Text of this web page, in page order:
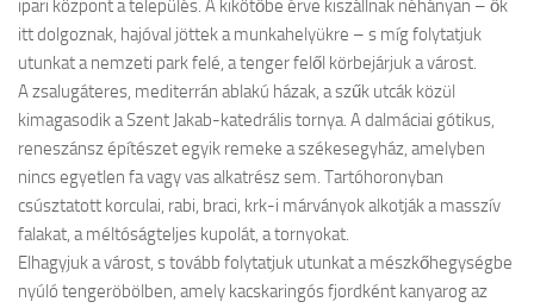
ipari központ a település. A kikötőbe érve kiszállnak néhányan – ők
itt dolgoznak, hajóval jöttek a munkahelyükre – s míg folytatjuk
utunkat a nemzeti park felé, a tenger felől körbejárjuk a várost.
A zsalugáteres, mediterrán ablakú házak, a szűk utcák közül
kimagasodik a Szent Jakab-katedrális tornya. A dalmáciai gótikus,
reneszánsz építészet egyik remeke a székesegyház, amelyben
nincs egyetlen fa vagy vas alkatrész sem. Tartóhoronyban
csúsztatott korculai, rabi, braci, krk-i márványok alkotják a masszív
falakat, a méltóságteljes kupolát, a tornyokat.
Elhagyjuk a várost, s tovább folytatjuk utunkat a mészkőhegységbe
nyúló tengeröbölben, amely kacskaringós fjordként kanyarog az